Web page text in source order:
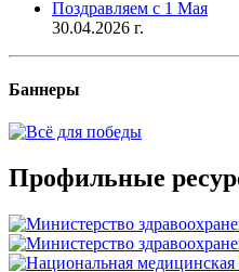
Поздравляем с 1 Мая
30.04.2026 г.
Баннеры
Профильные